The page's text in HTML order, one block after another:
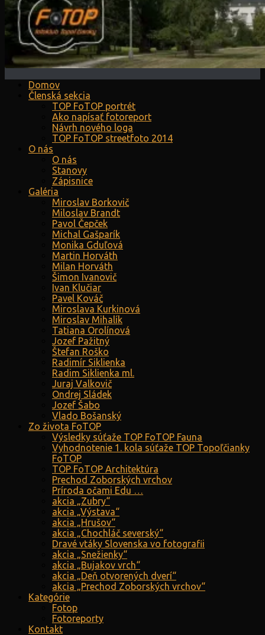
Domov
Členská sekcia
TOP FoTOP portrét
Ako napísať fotoreport
Návrh nového loga
TOP FoTOP streetfoto 2014
O nás
O nás
Stanovy
Zápisnice
Galéria
Miroslav Borkovič
Miloslav Brandt
Pavol Čepček
Michal Gašparík
Monika Gduľová
Martin Horváth
Milan Horváth
Šimon Ivanovič
Ivan Klučiar
Pavel Kováč
Miroslava Kurkinová
Miroslav Mihalík
Tatiana Orolínová
Jozef Pažitný
Štefan Roško
Radimír Siklienka
Radim Siklienka ml.
Juraj Valkovič
Ondrej Sládek
Jozef Šabo
Vlado Bošanský
Zo života FoTOP
Výsledky súťaže TOP FoTOP Fauna
Vyhodnotenie 1. kola súťaže TOP Topoľčianky
FoTOP
TOP FoTOP Architektúra
Prechod Zoborských vrchov
Príroda očami Edu …
akcia „Zubry“
akcia „Výstava“
akcia „Hrušov“
akcia „Chochláč severský“
Dravé vtáky Slovenska vo fotografii
akcia „Snežienky“
akcia „Bujakov vrch“
akcia „Deň otvorených dverí“
akcia „Prechod Zoborských vrchov“
Kategórie
Fotop
Fotoreporty
Kontakt